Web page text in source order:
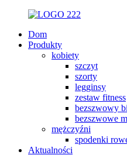
Dom
Produkty
kobiety
szczyt
szorty
legginsy
zestaw fitness
bezszwowy
bezszwowe
mężczyźni
spodenki
Aktualności